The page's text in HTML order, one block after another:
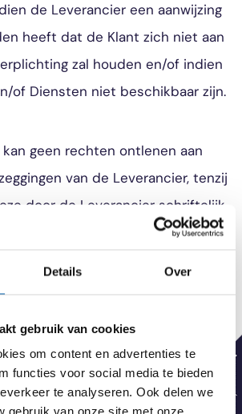
Details Over
gebruik van cookies
om content en advertenties te
functies voor social media te bieden
te analyseren. Ook delen we
gebruik van onze site met onze
de Leverancier een aanwijzing
heeft dat de Klant zich niet aan
zal houden en/of indien
of Diensten niet beschikbaar zijn.
kan geen rechten ontlenen aan
van de Leverancier, tenzij
door de Leverancier schriftelijk
van de Overeenkomst en
voert de Overeenkomst uit op
naar zijn